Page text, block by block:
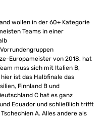
wollen in der 60+ Kategorie
Teams in einer
Europameister von 2018, hat
muss sich mit Italien B,
ist das Halbfinale das
Finnland B und
C hat es ganz
Ecuador und schließlich trifft
A. Alles andere als